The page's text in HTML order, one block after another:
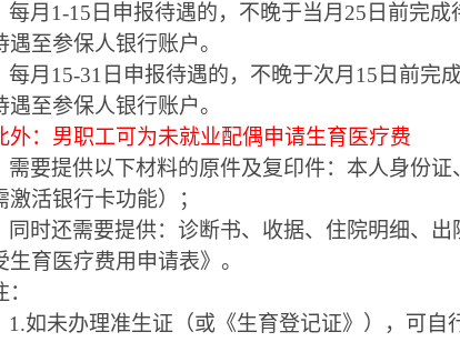
每月 1-15 日申报待遇的，不晚于当月 25 日前完
遇至参保人银行账户。
每月 15-31 日申报待遇的，不晚于次月 15 日前完
遇至参保人银行账户。
：男职工可为未就业配偶申请生育医疗费
需要提供以下材料的原件及复印件：本人身份
激活银行卡功能）；
同时还需要提供：诊断书、收据、住院明细、
生育医疗费用申请表》。
1.如未办理准生证（或《生育登记证》），可